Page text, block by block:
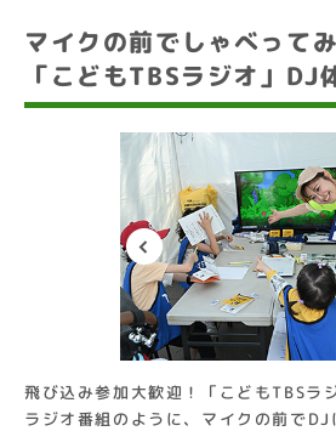
マイクの前でしゃべって
「こどもTBSラジオ」DJ
飛び込み参加大歓迎！「こどもTBSラ
ラジオ番組のように、マイクの前で